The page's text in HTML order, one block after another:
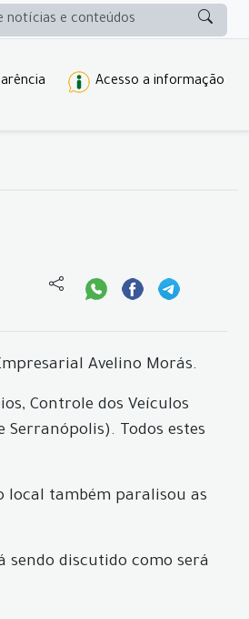
Acesso a informação
Avelino Morás.
Controle dos Veículos
Serranópolis). Todos estes
local também paralisou as
discutido como será